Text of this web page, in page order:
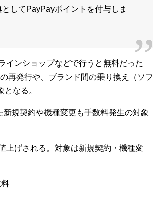
してPayPayポイントを付与しま
インショップなどで行うと無料だった
再発行や、ブランド間の乗り換え（ソフ
なる。
規契約や機種変更も手数料発生の対象
上げされる。対象は新規契約・機種変